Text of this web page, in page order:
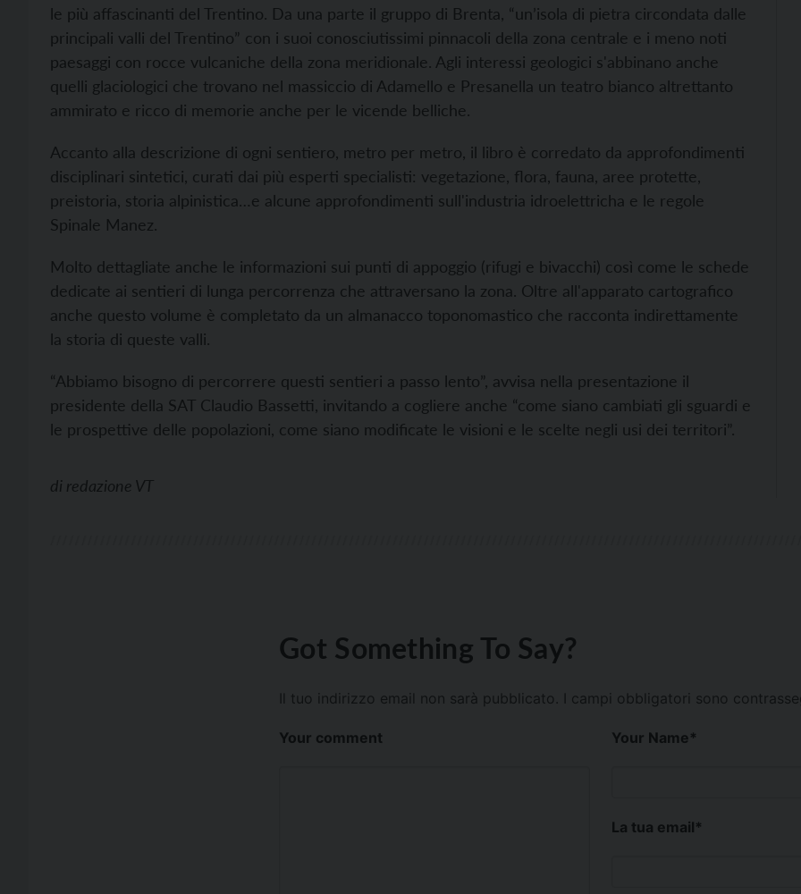
le più affascinanti del Trentino. Da una parte il gruppo di Brenta, “un’isola di pietra circondata dalle
principali valli del Trentino” con i suoi conosciutissimi pinnacoli della zona centrale e i meno noti
paesaggi con rocce vulcaniche della zona meridionale. Agli interessi geologici s'abbinano anche
quelli glaciologici che trovano nel massiccio di Adamello e Presanella un teatro bianco altrettanto
ammirato e ricco di memorie anche per le vicende belliche.
Accanto alla descrizione di ogni sentiero, metro per metro, il libro è corredato da approfondimenti
disciplinari sintetici, curati dai più esperti specialisti: vegetazione, flora, fauna, aree protette,
preistoria, storia alpinistica…e alcune approfondimenti sull'industria idroelettricha e le regole
Spinale Manez.
Molto dettagliate anche le informazioni sui punti di appoggio (rifugi e bivacchi) così come le schede
dedicate ai sentieri di lunga percorrenza che attraversano la zona. Oltre all'apparato cartografico
anche questo volume è completato da un almanacco toponomastico che racconta indirettamente
la storia di queste valli.
“Abbiamo bisogno di percorrere questi sentieri a passo lento”, avvisa nella presentazione il
presidente della SAT Claudio Bassetti, invitando a cogliere anche “come siano cambiati gli sguardi e
le prospettive delle popolazioni, come siano modificate le visioni e le scelte negli usi dei territori”.
di redazione VT
Got Something To Say?
Il tuo indirizzo email non sarà pubblicato. I campi obbligatori sono
Your comment Your Name*
La tua email*